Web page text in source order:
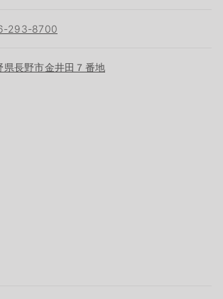
293-8700
県長野市金井田７番地